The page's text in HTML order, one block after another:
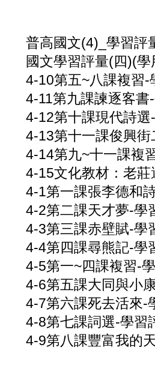
普高國文(4)_學習評
國文學習評量(四)(學
4-10第五~八課複習-
4-11第九課諫逐客
4-12第十課現代詩
4-13第十一課俊興
4-14第九~十一課複
4-15文化教材：老
4-1第一課張李德和
4-2第二課天才夢-學
4-3第三課赤壁賦-學
4-4第四課尋熊記-學
4-5第一~四課複習-
4-6第五課大同與小
4-7第六課死去活來-
4-8第七課詞選-學習
4-9第八課豐富我的